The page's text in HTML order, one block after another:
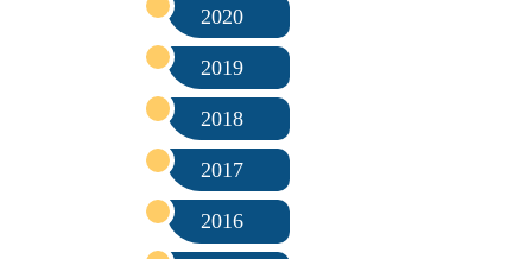
2016
2017
2018
2019
2020